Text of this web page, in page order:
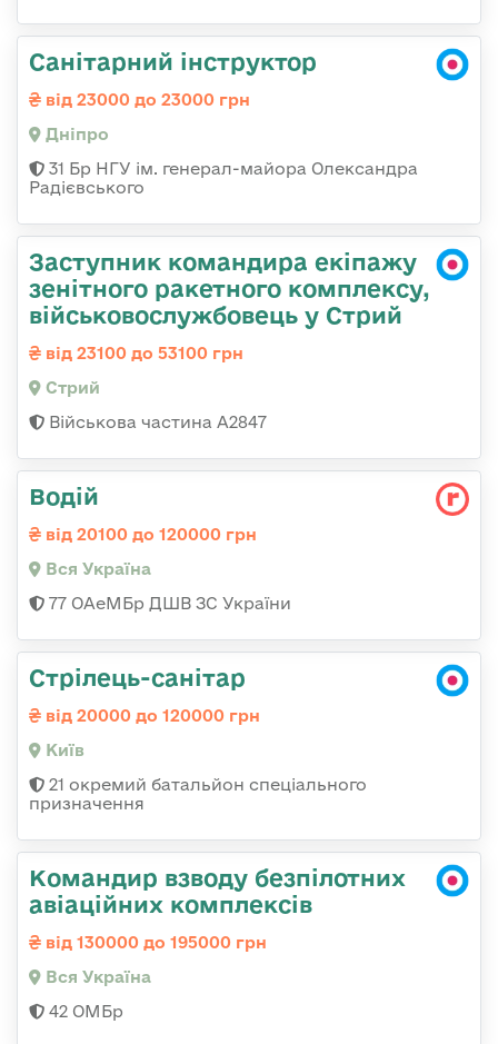
Санітарний інструктор
від 23000 до 23000 грн
Дніпро
31 Бр НГУ ім. генерал-майора Олександра
Радієвського
Заступник командира екіпажу
зенітного ракетного комплексу,
військовослужбовець у Стрий
від 23100 до 53100 грн
Стрий
Військова частина А2847
Водій
від 20100 до 120000 грн
Вся Україна
77 ОАеМБр ДШВ ЗС України
Стрілець-санітар
від 20000 до 120000 грн
Київ
21 окремий батальйон спеціального
призначення
Командир взводу безпілотних
авіаційних комплексів
від 130000 до 195000 грн
Вся Україна
42 ОМБр